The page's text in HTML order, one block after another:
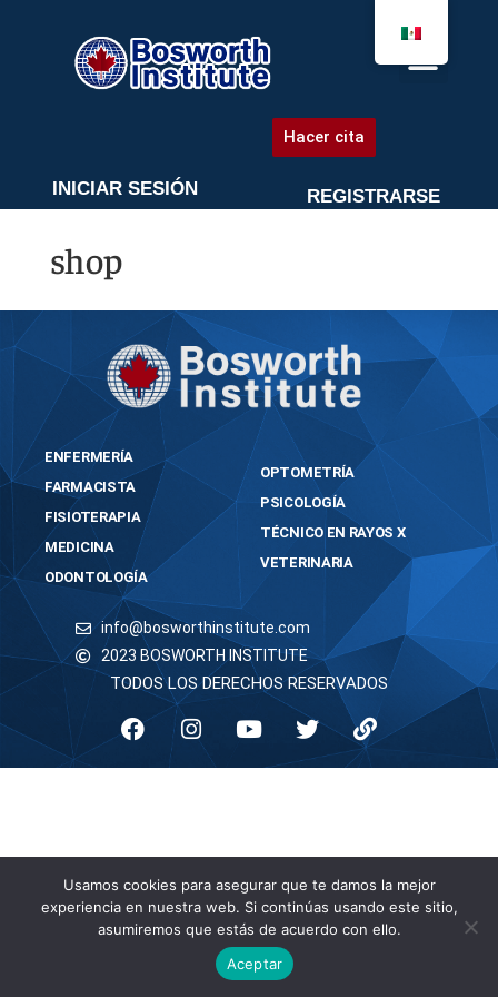
Hacer cita
INICIAR SESIÓN REGISTRARSE
shop
ENFERMERÍA
FARMACISTA
FISIOTERAPIA
MEDICINA
ODONTOLOGÍA
OPTOMETRÍA
PSICOLOGÍA
TÉCNICO EN RAYOS X
VETERINARIA
info@bosworthinstitute.com
2023 BOSWORTH INSTITUTE
TODOS LOS DERECHOS RESERVADOS
Usamos cookies para asegurar que te damos la mejor
experiencia en nuestra web. Si continúas usando este sitio,
asumiremos que estás de acuerdo con ello.
Aceptar